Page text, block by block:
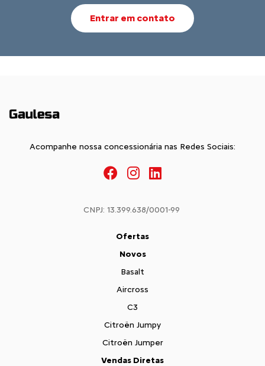
Entrar em contato
Acompanhe nossa concessionária nas Redes Sociais:
CNPJ: 13.399.638/0001-99
Ofertas
Novos
Basalt
Aircross
C3
Citroën Jumpy
Citroën Jumper
Vendas Diretas